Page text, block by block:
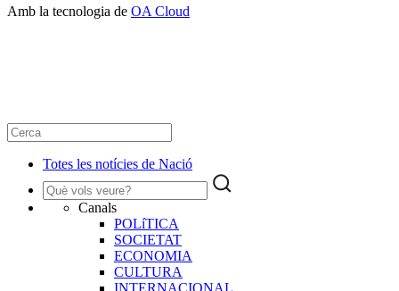
Amb la tecnologia de OA Cloud
Totes les notícies de Nació
Canals
POLíTICA
SOCIETAT
ECONOMIA
CULTURA
INTERNACIONAL